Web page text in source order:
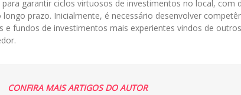
para garantir ciclos virtuosos de investimentos no local, com
longo prazo. Inicialmente, é necessário desenvolver
e fundos de investimentos mais experientes vindos de
CONFIRA MAIS ARTIGOS DO AUTOR